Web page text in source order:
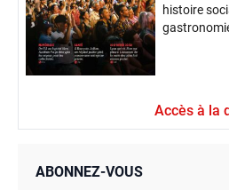
histoire
Accès à la
ABONNEZ-VOUS